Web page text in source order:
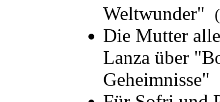
Weltwunder"
Die Mutter
Lanza über
Geheimnisse"